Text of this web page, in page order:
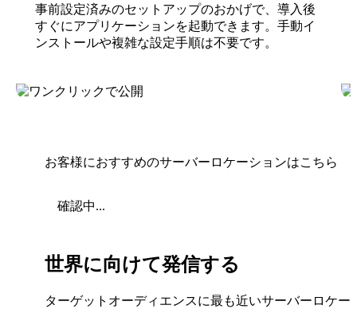
事前設定済みのセットアップのおかげで、導入後
すぐにアプリケーションを起動できます。手動イ
ンストールや複雑な設定手順は不要です。
お客様におすすめのサーバーロケーションはこちら
確認中...
世界に向けて発信する
ターゲットオーディエンスに最も近いサーバーロケー